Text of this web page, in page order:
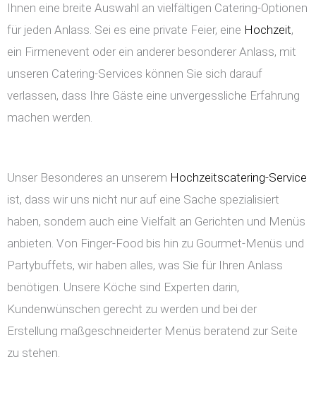
Ihnen eine breite Auswahl an vielfältigen Catering-Optionen
für jeden Anlass. Sei es eine private Feier, eine Hochzeit,
ein Firmenevent oder ein anderer besonderer Anlass, mit
unseren Catering-Services können Sie sich darauf
verlassen, dass Ihre Gäste eine unvergessliche Erfahrung
machen werden.
Unser Besonderes an unserem Hochzeitscatering-Service
ist, dass wir uns nicht nur auf eine Sache spezialisiert
haben, sondern auch eine Vielfalt an Gerichten und Menüs
anbieten. Von Finger-Food bis hin zu Gourmet-Menüs und
Partybuffets, wir haben alles, was Sie für Ihren Anlass
benötigen. Unsere Köche sind Experten darin,
Kundenwünschen gerecht zu werden und bei der
Erstellung maßgeschneiderter Menüs beratend zur Seite
zu stehen.